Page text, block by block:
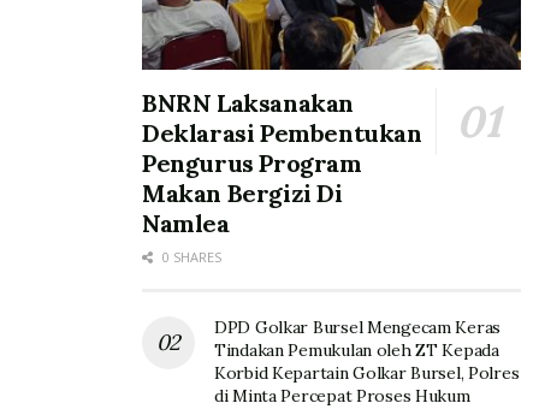
BNRN Laksanakan
Deklarasi Pembentukan
Pengurus Program
Makan Bergizi Di
Namlea
0 SHARES
DPD Golkar Bursel Mengecam Keras
Tindakan Pemukulan oleh ZT Kepada
Korbid Kepartain Golkar Bursel, Polres
di Minta Percepat Proses Hukum